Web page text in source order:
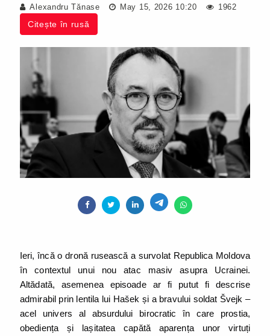
Alexandru Tănase May 15, 2026 10:20 1962
Citește în rusă
Ieri, încă o dronă rusească a survolat Republica Moldova
în contextul unui nou atac masiv asupra Ucrainei.
Altădată, asemenea episoade ar fi putut fi descrise
admirabil prin lentila lui Hašek și a bravului soldat Švejk –
acel univers al absurdului birocratic în care prostia,
obediența și lașitatea capătă aparența unor virtuți